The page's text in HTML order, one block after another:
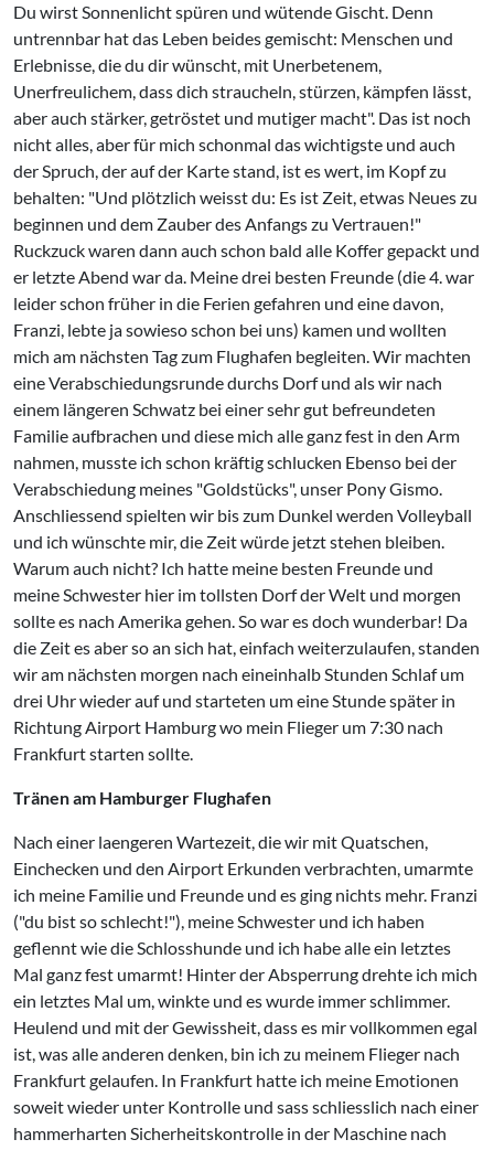
Du wirst Sonnenlicht spüren und wütende Gischt. Denn
untrennbar hat das Leben beides gemischt: Menschen und
Erlebnisse, die du dir wünscht, mit Unerbetenem,
Unerfreulichem, dass dich straucheln, stürzen, kämpfen lässt,
aber auch stärker, getröstet und mutiger macht". Das ist noch
nicht alles, aber für mich schonmal das wichtigste und auch
der Spruch, der auf der Karte stand, ist es wert, im Kopf zu
behalten: "Und plötzlich weisst du: Es ist Zeit, etwas Neues zu
beginnen und dem Zauber des Anfangs zu Vertrauen!"
Ruckzuck waren dann auch schon bald alle Koffer gepackt und
er letzte Abend war da. Meine drei besten Freunde (die 4. war
leider schon früher in die Ferien gefahren und eine davon,
Franzi, lebte ja sowieso schon bei uns) kamen und wollten
mich am nächsten Tag zum Flughafen begleiten. Wir machten
eine Verabschiedungsrunde durchs Dorf und als wir nach
einem längeren Schwatz bei einer sehr gut befreundeten
Familie aufbrachen und diese mich alle ganz fest in den Arm
nahmen, musste ich schon kräftig schlucken Ebenso bei der
Verabschiedung meines "Goldstücks", unser Pony Gismo.
Anschliessend spielten wir bis zum Dunkel werden Volleyball
und ich wünschte mir, die Zeit würde jetzt stehen bleiben.
Warum auch nicht? Ich hatte meine besten Freunde und
meine Schwester hier im tollsten Dorf der Welt und morgen
sollte es nach Amerika gehen. So war es doch wunderbar! Da
die Zeit es aber so an sich hat, einfach weiterzulaufen, standen
wir am nächsten morgen nach eineinhalb Stunden Schlaf um
drei Uhr wieder auf und starteten um eine Stunde später in
Richtung Airport Hamburg wo mein Flieger um 7:30 nach
Frankfurt starten sollte.
Tränen am Hamburger Flughafen
Nach einer laengeren Wartezeit, die wir mit Quatschen,
Einchecken und den Airport Erkunden verbrachten, umarmte
ich meine Familie und Freunde und es ging nichts mehr. Franzi
("du bist so schlecht!"), meine Schwester und ich haben
geflennt wie die Schlosshunde und ich habe alle ein letztes
Mal ganz fest umarmt! Hinter der Absperrung drehte ich mich
ein letztes Mal um, winkte und es wurde immer schlimmer.
Heulend und mit der Gewissheit, dass es mir vollkommen egal
ist, was alle anderen denken, bin ich zu meinem Flieger nach
Frankfurt gelaufen. In Frankfurt hatte ich meine Emotionen
soweit wieder unter Kontrolle und sass schliesslich nach einer
hammerharten Sicherheitskontrolle in der Maschine nach